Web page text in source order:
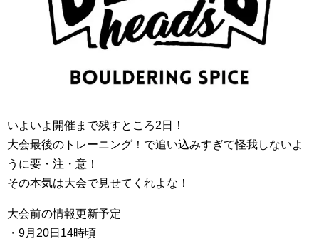
いよいよ開催まで残すところ2日！
大会最後のトレーニング！で追い込みすぎて怪我しないよ
うに要・注・意！
その本気は大会で見せてくれよな！
大会前の情報更新予定
・9月20日14時頃